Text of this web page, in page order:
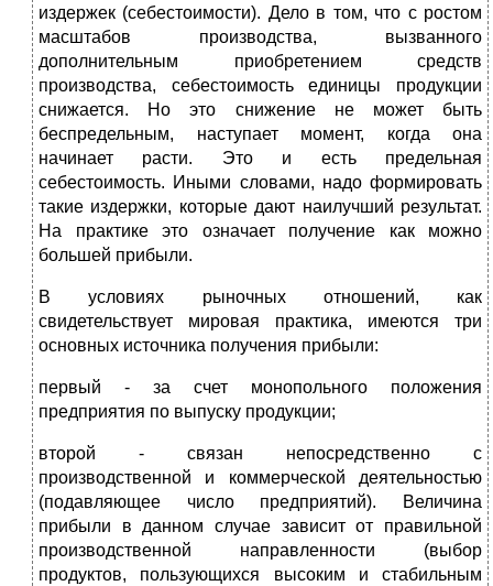
издержек (себестоимости). Дело в том, что с ростом
масштабов производства, вызванного
дополнительным приобретением средств
производства, себестоимость единицы продукции
снижается. Но это снижение не может быть
беспредельным, наступает момент, когда она
начинает расти. Это и есть предельная
себестоимость. Иными словами, надо формировать
такие издержки, которые дают наилучший результат.
На практике это означает получение как можно
большей прибыли.
В условиях рыночных отношений, как
свидетельствует мировая практика, имеются три
основных источника получения прибыли:
первый - за счет монопольного положения
предприятия по выпуску продукции;
второй - связан непосредственно с
производственной и коммерческой деятельностью
(подавляющее число предприятий). Величина
прибыли в данном случае зависит от правильной
производственной направленности (выбор
продуктов, пользующихся высоким и стабильным